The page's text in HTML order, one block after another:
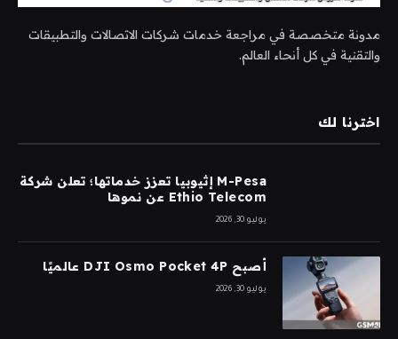
مدونة متخصصة في مراجعة خدمات شركات الاتصالات والتطبيقات
والتقنية في كل أنحاء العالم.
اخترنا لك
M-Pesa إثيوبيا تعزز خدماتها؛ تعلن شركة
Ethio Telecom عن نموها
يوليو 30, 2026
أصبح DJI Osmo Pocket 4P عالميًا
يوليو 30, 2026